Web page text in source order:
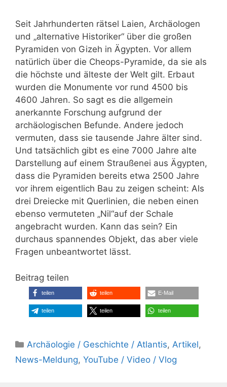
Seit Jahrhunderten rätsel Laien, Archäologen
und „alternative Historiker“ über die großen
Pyramiden von Gizeh in Ägypten. Vor allem
natürlich über die Cheops-Pyramide, da sie als
die höchste und älteste der Welt gilt. Erbaut
wurden die Monumente vor rund 4500 bis
4600 Jahren. So sagt es die allgemein
anerkannte Forschung aufgrund der
archäologischen Befunde. Andere jedoch
vermuten, dass sie tausende Jahre älter sind.
Und tatsächlich gibt es eine 7000 Jahre alte
Darstellung auf einem Straußenei aus Ägypten,
dass die Pyramiden bereits etwa 2500 Jahre
vor ihrem eigentlich Bau zu zeigen scheint: Als
drei Dreiecke mit Querlinien, die neben einen
ebenso vermuteten „Nil“auf der Schale
angebracht wurden. Kann das sein? Ein
durchaus spannendes Objekt, das aber viele
Fragen unbeantwortet lässt.
Beitrag teilen
teilen teilen E-Mail
teilen teilen teilen
Kategorien
Archäologie / Geschichte / Atlantis, Artikel,
News-Meldung, YouTube / Video / Vlog